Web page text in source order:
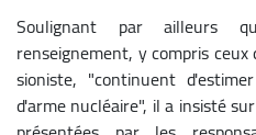
Soulignant par ailleurs
renseignement, y compris
sioniste, "continuent
d'arme nucléaire", il a insisté